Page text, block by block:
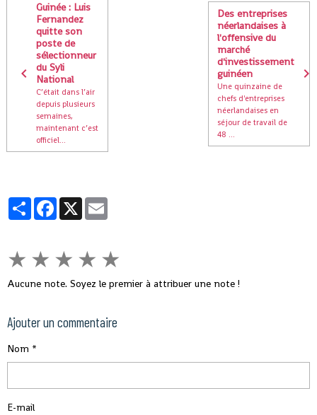
Guinée : Luis
Fernandez
quitte son
poste de
sélectionneur
du Syli
National
C’était dans l’air
depuis plusieurs
semaines,
maintenant c’est
officiel...
Des entreprises
néerlandaises à
l'offensive du
marché
d'investissement
guinéen
Une quinzaine de
chefs d'entreprises
néerlandaises en
séjour de travail de
48 ...
PartagerFacebook
X
★ ★ ★ ★ ★
Aucune note. Soyez le premier à attribuer une note !
Ajouter un commentaire
Nom
E-mail